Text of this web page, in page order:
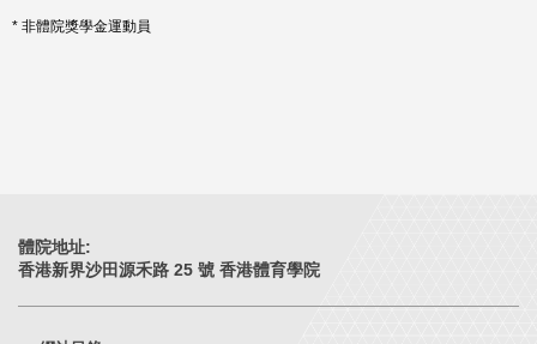
* 非體院獎學金運動員
體院地址:
香港新界沙田源禾路 25 號 香港體育學院